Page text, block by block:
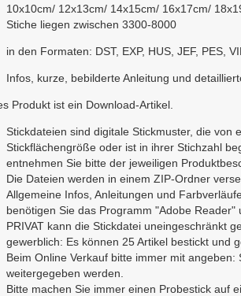
10x10cm/ 12x13cm/ 14x15cm/ 16x17cm/
Stiche liegen zwischen 3300-8000
in den Formaten: DST, EXP, HUS, JEF, PES,
Infos, kurze, bebilderte Anleitung und
Produkt ist ein Download-Artikel.
Stickdateien sind digitale Stickmuster, die
Stickflächengröße oder ist in ihrer Stichzahl
entnehmen Sie bitte der jeweiligen
Die Dateien werden in einem ZIP-Ordner
Allgemeine Infos, Anleitungen und
benötigen Sie das Programm "Adobe Reader"
PRIVAT kann die Stickdatei uneingeschränkt
gewerblich: Es können 25 Artikel bestickt und
Beim Online Verkauf bitte immer mit
weitergegeben werden.
Bitte machen Sie immer einen Probestick auf